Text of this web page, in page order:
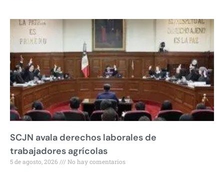
SCJN avala derechos laborales de
trabajadores agrícolas
5 de agosto, 2026 No hay comentarios